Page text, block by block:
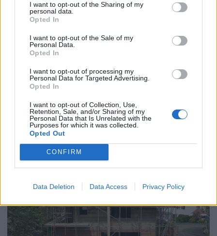
I want to opt-out of the Sharing of my
personal data.
Opted In
I want to opt-out of the Sale of my
Personal Data.
Opted In
I want to opt-out of processing my
Personal Data for Targeted Advertising.
Opted In
I want to opt-out of Collection, Use,
Retention, Sale, and/or Sharing of my
Personal Data that Is Unrelated with the
Purposes for which it was collected.
Opted Out
CONFIRM
Data Deletion Data Access Privacy Policy
Újabb rezsicsökkentés élesedik 2026 őszén:
tényleg tízezreket spórolhat ezzel sok magyar
háztulaj, aki most kivár?
A tűzifa áfája már ősszel 27 százalékról 5 százalékra
csökkenhet, ami több százezer magyar háztartás
számára jelenthet könnyebbséget.